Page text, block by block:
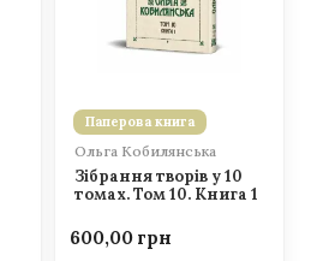
Паперова книга
Ольга Кобилянська
Зібрання творів у 10
томах. Том 10. Книга 1
600,00